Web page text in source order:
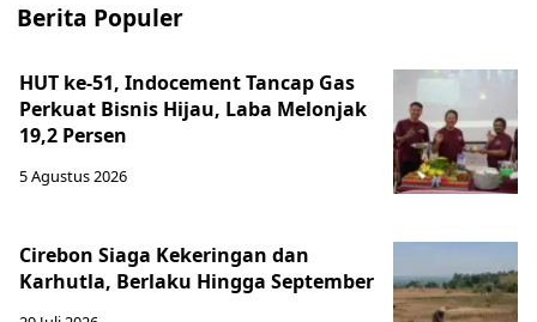
Berita Populer
HUT ke-51, Indocement Tancap Gas
Perkuat Bisnis Hijau, Laba Melonjak
19,2 Persen
5 Agustus 2026
Cirebon Siaga Kekeringan dan
Karhutla, Berlaku Hingga September